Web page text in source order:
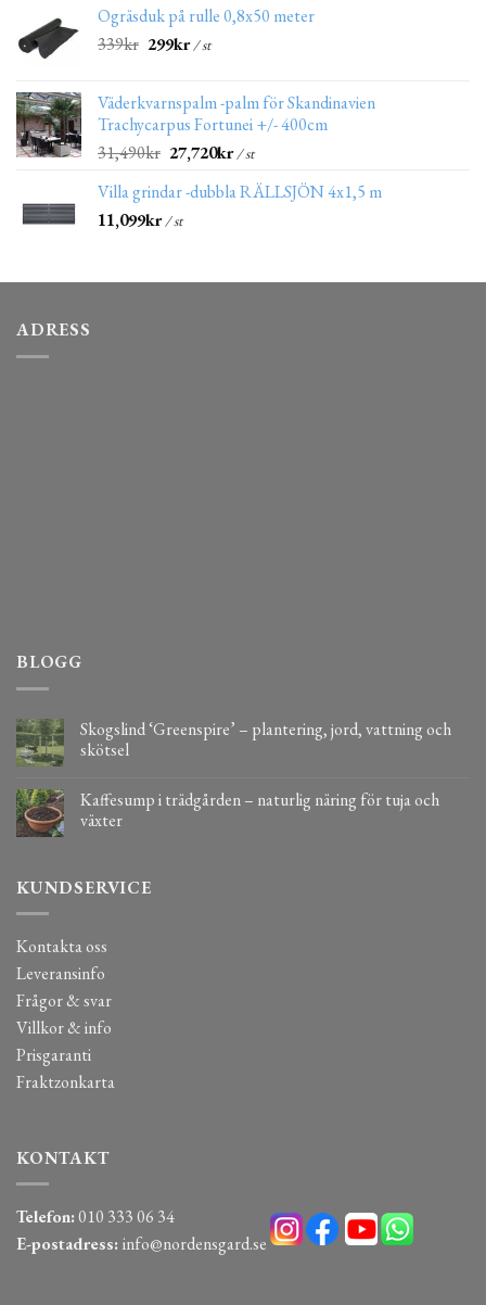
Ogräsduk på rulle 0,8x50 meter
339kr 299kr/ st
Väderkvarnspalm -palm för Skandinavien
Trachycarpus Fortunei +/- 400cm
31,490kr 27,720kr/ st
Villa grindar -dubbla RÄLLSJÖN 4x1,5 m
11,099kr/ st
ADRESS
BLOGG
Skogslind ‘Greenspire’ – plantering, jord, vattning och
skötsel
Kaffesump i trädgården – naturlig näring för tuja och
växter
KUNDSERVICE
Kontakta oss
Leveransinfo
Frågor & svar
Villkor & info
Prisgaranti
Fraktzonkarta
KONTAKT
Telefon:010 333 06 34
E-postadress: info@nordensgard.se